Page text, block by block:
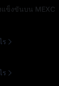
แข็งขันบน MEXC
ร
ร